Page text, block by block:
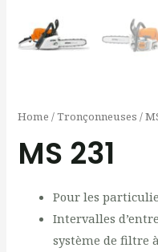
Home /Tronçonneuses /
MS 231
Pour les
Intervalles
système de filtre